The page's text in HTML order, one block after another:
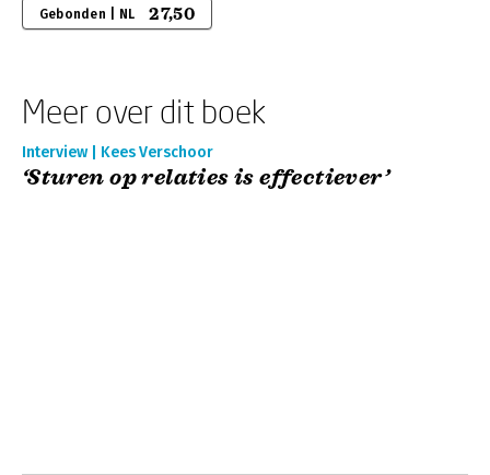
Gebonden | NL 27,50
Meer over dit boek
Interview | Kees Verschoor
‘Sturen op relaties is effectiever’